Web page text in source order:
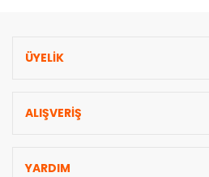
ÜYELİK
ALIŞVERİŞ
YARDIM